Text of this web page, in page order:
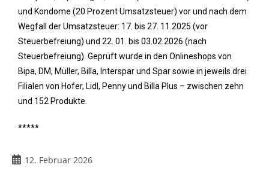
und Kondome (20 Prozent Umsatzsteuer) vor und nach dem
Wegfall der Umsatzsteuer: 17. bis 27. 11.2025 (vor
Steuerbefreiung) und 22. 01. bis 03.02.2026 (nach
Steuerbefreiung). Geprüft wurde in den Onlineshops von
Bipa, DM, Müller, Billa, Interspar und Spar sowie in jeweils drei
Filialen von Hofer, Lidl, Penny und Billa Plus – zwischen zehn
und 152 Produkte.
*****
12. Februar 2026